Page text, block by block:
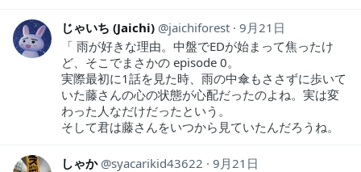
じゃいち (Jaichi) jaichiforest 9月21日
「 雨が好きな理由。中盤でEDが始まって焦ったけ
ど、そこでまさかの episode 0。
実際最初に1話を見た時、雨の中傘もささずに歩いて
いた藤さんの心の状態が心配だったのよね。実は変
わった人なだけだったという。
そして君は藤さんをいつから見ていたんだろうね。
しゃか syacarikid43622
9月21日